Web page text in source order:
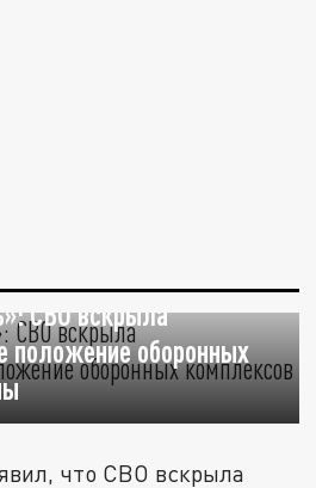
СВО вскрыла
положение оборонных
что СВО вскрыла